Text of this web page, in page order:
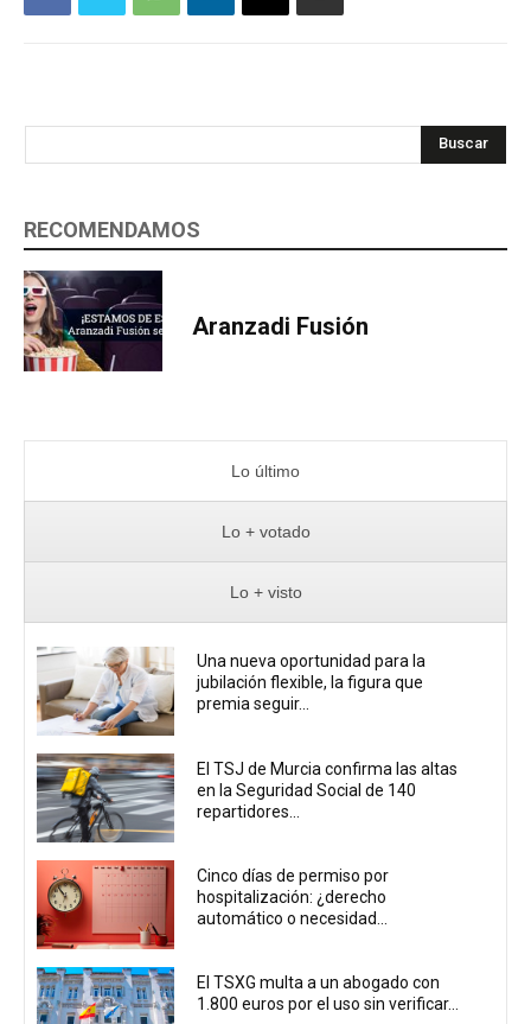
Buscar
RECOMENDAMOS
Aranzadi Fusión
Lo último
Lo + votado
Lo + visto
Una nueva oportunidad para la
jubilación flexible, la figura que
premia seguir...
El TSJ de Murcia confirma las altas
en la Seguridad Social de 140
repartidores...
Cinco días de permiso por
hospitalización: ¿derecho
automático o necesidad...
El TSXG multa a un abogado con
1.800 euros por el uso sin verificar...